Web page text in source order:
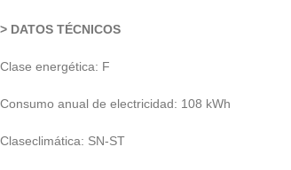
> DATOS TÉCNICOS
Clase energética: F
Consumo anual de electricidad: 108 kWh
Claseclimática: SN-ST